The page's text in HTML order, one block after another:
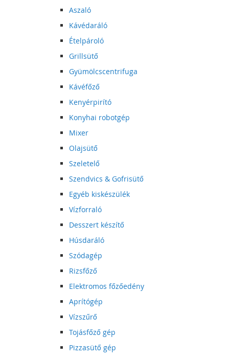
Aszaló
Kávédaráló
Ételpároló
Grillsütő
Gyümölcscentrifuga
Kávéfőző
Kenyérpirító
Konyhai robotgép
Mixer
Olajsütő
Szeletelő
Szendvics & Gofrisütő
Egyéb kiskészülék
Vízforraló
Desszert készítő
Húsdaráló
Szódagép
Rizsfőző
Elektromos főzőedény
Aprítógép
Vízszűrő
Tojásfőző gép
Pizzasütő gép